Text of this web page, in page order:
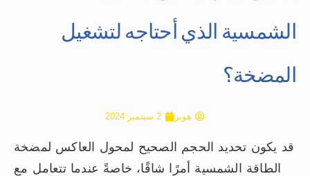
الشمسية الذي أحتاجه لتشغيل
المضخة؟
هوبر 2 سبتمبر 2024
قد يكون تحديد الحجم الصحيح لمحول العاكس لمضخة
الطاقة الشمسية أمرًا شاقًا، خاصةً عندما تتعامل مع